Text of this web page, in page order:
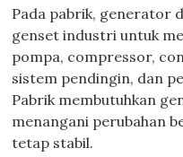
Pada pabrik, generator
genset industri untuk
pompa, compressor,
sistem pendingin, dan
Pabrik membutuhkan
menangani perubahan
tetap stabil.